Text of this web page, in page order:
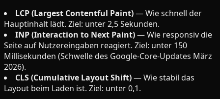
LCP (Largest Contentful Paint)— Wie schnell der
Hauptinhalt lädt. Ziel: unter 2,5 Sekunden.
INP (Interaction to Next Paint)— Wie responsiv die
Seite auf Nutzereingaben reagiert. Ziel: unter 150
Millisekunden (Schwelle des Google-Core-Updates März
2026).
CLS (Cumulative Layout Shift)— Wie stabil das
Layout beim Laden ist. Ziel: unter 0,1.